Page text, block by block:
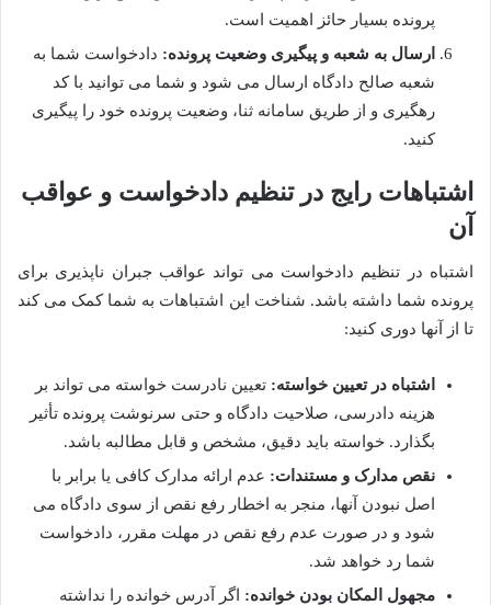
پرونده بسیار حائز اهمیت است.
ارسال به شعبه و پیگیری وضعیت پرونده: دادخواست شما به
شعبه صالح دادگاه ارسال می شود و شما می توانید با کد
رهگیری و از طریق سامانه ثنا، وضعیت پرونده خود را پیگیری
کنید.
اشتباهات رایج در تنظیم دادخواست و عواقب
آن
اشتباه در تنظیم دادخواست می تواند عواقب جبران ناپذیری برای
پرونده شما داشته باشد. شناخت این اشتباهات به شما کمک می کند
تا از آنها دوری کنید:
اشتباه در تعیین خواسته: تعیین نادرست خواسته می تواند بر
هزینه دادرسی، صلاحیت دادگاه و حتی سرنوشت پرونده تأثیر
بگذارد. خواسته باید دقیق، مشخص و قابل مطالبه باشد.
نقص مدارک و مستندات: عدم ارائه مدارک کافی یا برابر با
اصل نبودن آنها، منجر به اخطار رفع نقص از سوی دادگاه می
شود و در صورت عدم رفع نقص در مهلت مقرر، دادخواست
شما رد خواهد شد.
مجهول المکان بودن خوانده: اگر آدرس خوانده را نداشته